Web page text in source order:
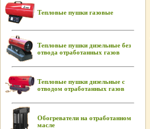
Тепловые пушки газовые
Тепловые пушки дизельные без
отвода отработанных газов
Тепловые пушки дизельные с
отводом отработанных газов
Обогреватели на отработанном
масле